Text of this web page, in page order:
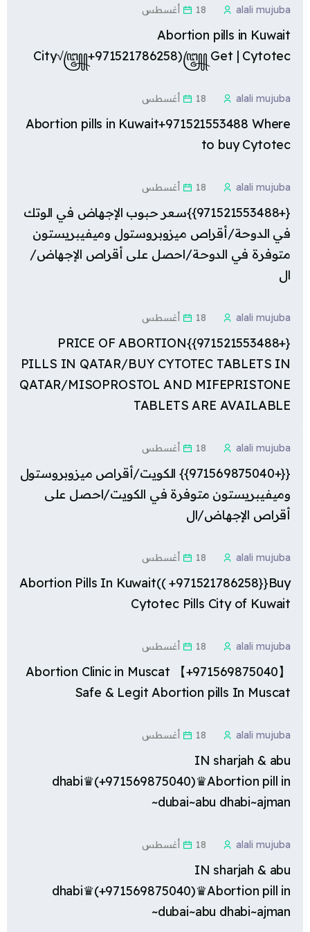
alali mujuba
Abortion pills in Kuwait
City√꧅+971521786258)꧅ Get | Cytotec
alali mujuba
Abortion pills in Kuwait+971521553488 Where
to buy Cytotec
alali mujuba
{+971521553488}}سعر حبوب الإجهاض في الوتك
في الدوحة/أقراص ميزوبروستول وميفيبريستون
متوفرة في الدوحة/احصل على أقراص الإجهاض/
ال
alali mujuba
{+971521553488}}PRICE OF ABORTION
PILLS IN QATAR/BUY CYTOTEC TABLETS IN
QATAR/MISOPROSTOL AND MIFEPRISTONE
TABLETS ARE AVAILABLE
alali mujuba
{{+971569875040}} الكويت/أقراص ميزوبروستول
وميفيبريستون متوفرة في الكويت/احصل على
أقراص الإجهاض/ال
alali mujuba
Abortion Pills In Kuwait(( +971521786258}}Buy
Cytotec Pills City of Kuwait
alali mujuba
Abortion Clinic in Muscat 【+971569875040】
Safe & Legit Abortion pills In Muscat
alali mujuba
IN sharjah & abu
dhabi♛(+971569875040)♛Abortion pill in
dubai~abu dhabi~ajman~
alali mujuba
IN sharjah & abu
dhabi♛(+971569875040)♛Abortion pill in
dubai~abu dhabi~ajman~